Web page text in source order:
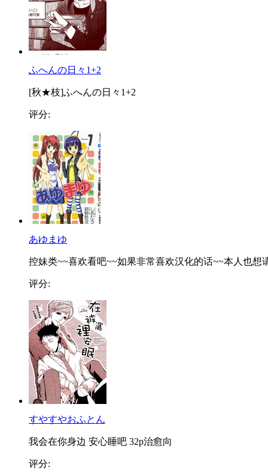
ふへんの日々1+2
[秋★枝]ふへんの日々1+2
评分:
あゆまゆ
控妹类~~喜欢看吧~~如果非常喜欢汉化的话~~本人也想
评分:
すやすやおふとん
我会在你身边 安心睡吧 32p治愈向
评分: